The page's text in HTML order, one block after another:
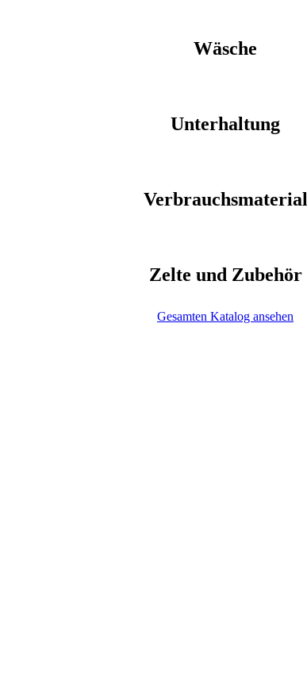
Wäsche
Unterhaltung
Verbrauchsmaterial
Zelte und Zubehör
Gesamten Katalog ansehen